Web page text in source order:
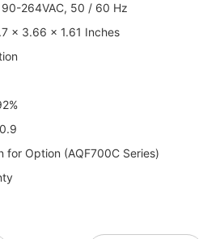
264VAC, 50 / 60 Hz
x 3.66 x 1.61 Inches
for Option (AQF700C Series)